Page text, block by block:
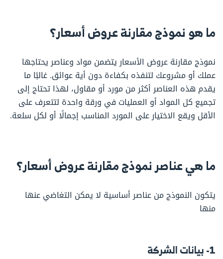
ما هو نموذج مقارنة عروض أسعار؟
نموذج مقارنة عروض الأسعار يتضمن مواد وعناصر يحتاجها
عملك أو مشروعك لتنفذه بكفاءة دون أية عوائق. غالبًا ما
يقدم هذه العناصر أكثر من مورد أو مقاول، لهذا تحتاج إلى
تجميع كل المواد أو العمليات في ورقة واحدة لتتعرف على
الأقل ويقع الاختيار على المورد المناسب إجمالًا أو لكل سلعة.
ما هي عناصر نموذج مقارنة عروض أسعار؟
يتكون النموذج من عناصر أساسية لا يمكن التغاضي عنها
منها
1- بيانات الشركة